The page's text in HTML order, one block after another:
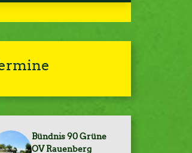
Bündnis 90 Grüne
OV Rauenberg